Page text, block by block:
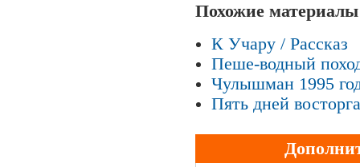
Похожие материалы
К Учару / Рассказ
Пеше-водный
Чулышман 1995
Пять дней